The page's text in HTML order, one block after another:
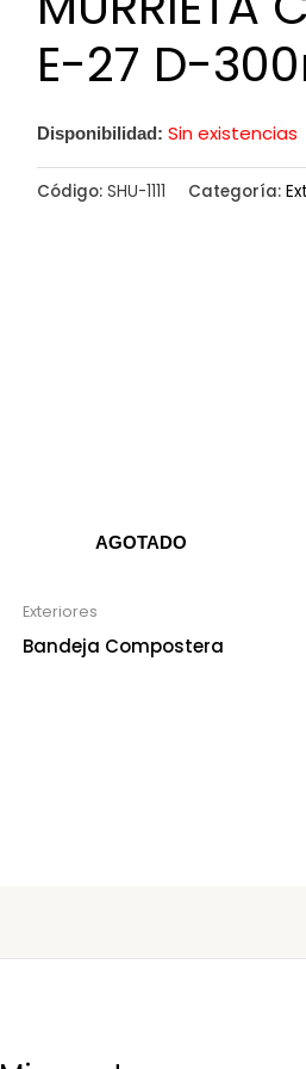
E-27 D-
Disponibilidad: Sin existencias
Código: SHU-1111 Categoría:
AGOTADO
Exteriores
Bandeja Compostera